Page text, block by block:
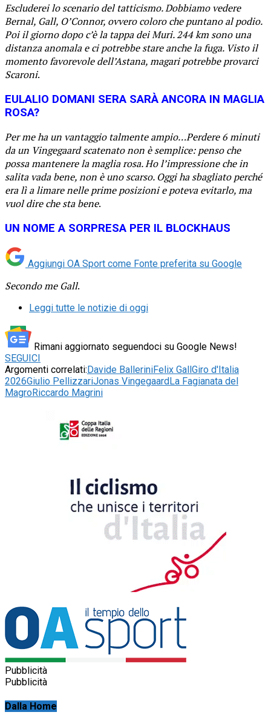
Escluderei lo scenario del tatticismo. Dobbiamo vedere
Bernal, Gall, O’Connor, ovvero coloro che puntano al podio.
Poi il giorno dopo c’è la tappa dei Muri. 244 km sono una
distanza anomala e ci potrebbe stare anche la fuga. Visto il
momento favorevole dell’Astana, magari potrebbe provarci
Scaroni.
EULALIO DOMANI SERA SARÀ ANCORA IN MAGLIA
ROSA?
Per me ha un vantaggio talmente ampio…Perdere 6 minuti
da un Vingegaard scatenato non è semplice: penso che
possa mantenere la maglia rosa. Ho l’impressione che in
salita vada bene, non è uno scarso. Oggi ha sbagliato perché
era lì a limare nelle prime posizioni e poteva evitarlo, ma
vuol dire che sta bene.
UN NOME A SORPRESA PER IL BLOCKHAUS
Aggiungi OA Sport come Fonte preferita su Google
Secondo me Gall.
Leggi tutte le notizie di oggi
Rimani aggiornato seguendoci su Google News!
SEGUICI
Argomenti correlati:Davide BalleriniFelix GallGiro d'Italia
2026Giulio PellizzariJonas VingegaardLa Fagianata del
MagroRiccardo Magrini
Pubblicità
Pubblicità
Dalla Home